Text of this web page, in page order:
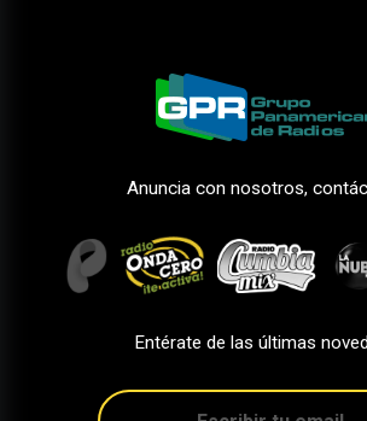
Anuncia con nosotros,
Entérate de las últimas